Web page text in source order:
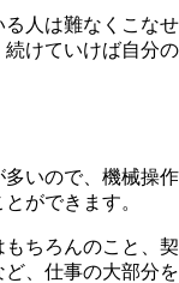
人は難なくこなせ
けていけば自分の
いので、機械操作
ができます。
ちろんのこと、契
、仕事の大部分を